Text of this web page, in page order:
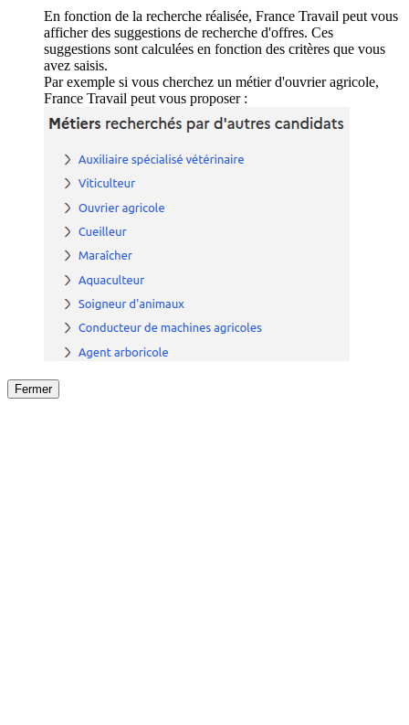
En fonction de la recherche réalisée, France Travail peut vous
afficher des suggestions de recherche d'offres. Ces
suggestions sont calculées en fonction des critères que vous
avez saisis.
Par exemple si vous cherchez un métier d'ouvrier agricole,
France Travail peut vous proposer :
Fermer